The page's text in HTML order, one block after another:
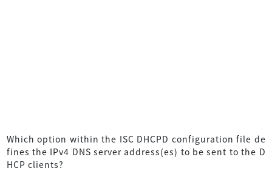
Which option within the ISC DHCPD configuration file de
fines the IPv4 DNS server address(es) to be sent to the D
HCP clients?